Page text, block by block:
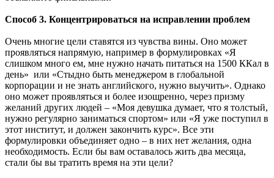
Способ 3. Концентрироваться на исправлении проблем
Очень многие цели ставятся из чувства вины. Оно может
проявляться напрямую, например в формулировках «Я
слишком много ем, мне нужно начать питаться на 1500 ККал в
день» или «Стыдно быть менеджером в глобальной
корпорации и не знать английского, нужно выучить». Однако
оно может проявляться и более изощренно, через призму
желаний других людей – «Моя девушка думает, что я толстый,
нужно регулярно заниматься спортом» или «Я уже поступил в
этот институт, и должен закончить курс». Все эти
формулировки объединяет одно – в них нет желания, одна
необходимость. Если бы вам оставалось жить два месяца,
стали бы вы тратить время на эти цели?